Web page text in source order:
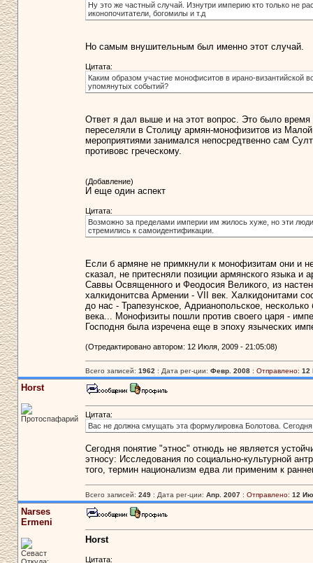
Ну это же частный случай. Изнутри империю кто только не
иконопочитатели, богомилы и т.д
Но самым внушительным был именно этот случай.
Цитата:
Каким образом участие монофиситов в ирано-византийской
упомянутых событий?
Ответ я дал выше и на этот вопрос. Это было
переселяли в Столицу армян-монофизитов из
мероприятиями занимался непосредтвенно сам
противовс греческому.
(Добавление)
И еще один аспект
Цитата:
Возможно за пределами империи им жилось хуже, но эти
стремились к самоидентификации.
Если б армяне не примкнули к монофизитам они и
сказал, не притесняли позиции армянского языка
Саввы Освященного и Феодосия Великого, из
халкидонитсва Армении - VII век. Халкидонитами
до нас - Трапезунское, Адрианопольское,
века... Монофизиты пошли против своего царя -
Господня была изречена еще в эпоху языческих
(Отредактировано автором: 12 Июля, 2009 - 21:05:08)
Всего записей: 1962 : Дата рег-ции: Февр. 2008: Отправлено: 12
Horst
Протоспафарий
Цитата:
Вас не должна смущать эта формулировка Болотова.
Сегодня понятие "этнос" отнюдь не является
этносу: Исследования по социально-культурной
того, термин национализм едва ли применим к
Всего записей: 249: Дата рег-ции: Апр. 2007: Отправлено: 12
Narses
Ermeni
Севаст
Horst
Цитата: